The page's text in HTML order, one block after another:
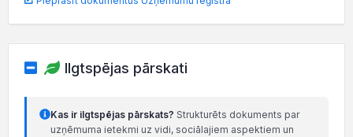
Ilgtspējas pārskati
Kas ir ilgtspējas pārskats? Strukturēts dokuments par
uzņēmuma ietekmi uz vidi, sociālajiem aspektiem un